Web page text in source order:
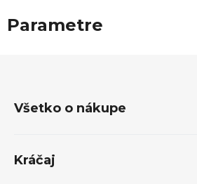
Parametre
Všetko o nákupe
Kráčaj